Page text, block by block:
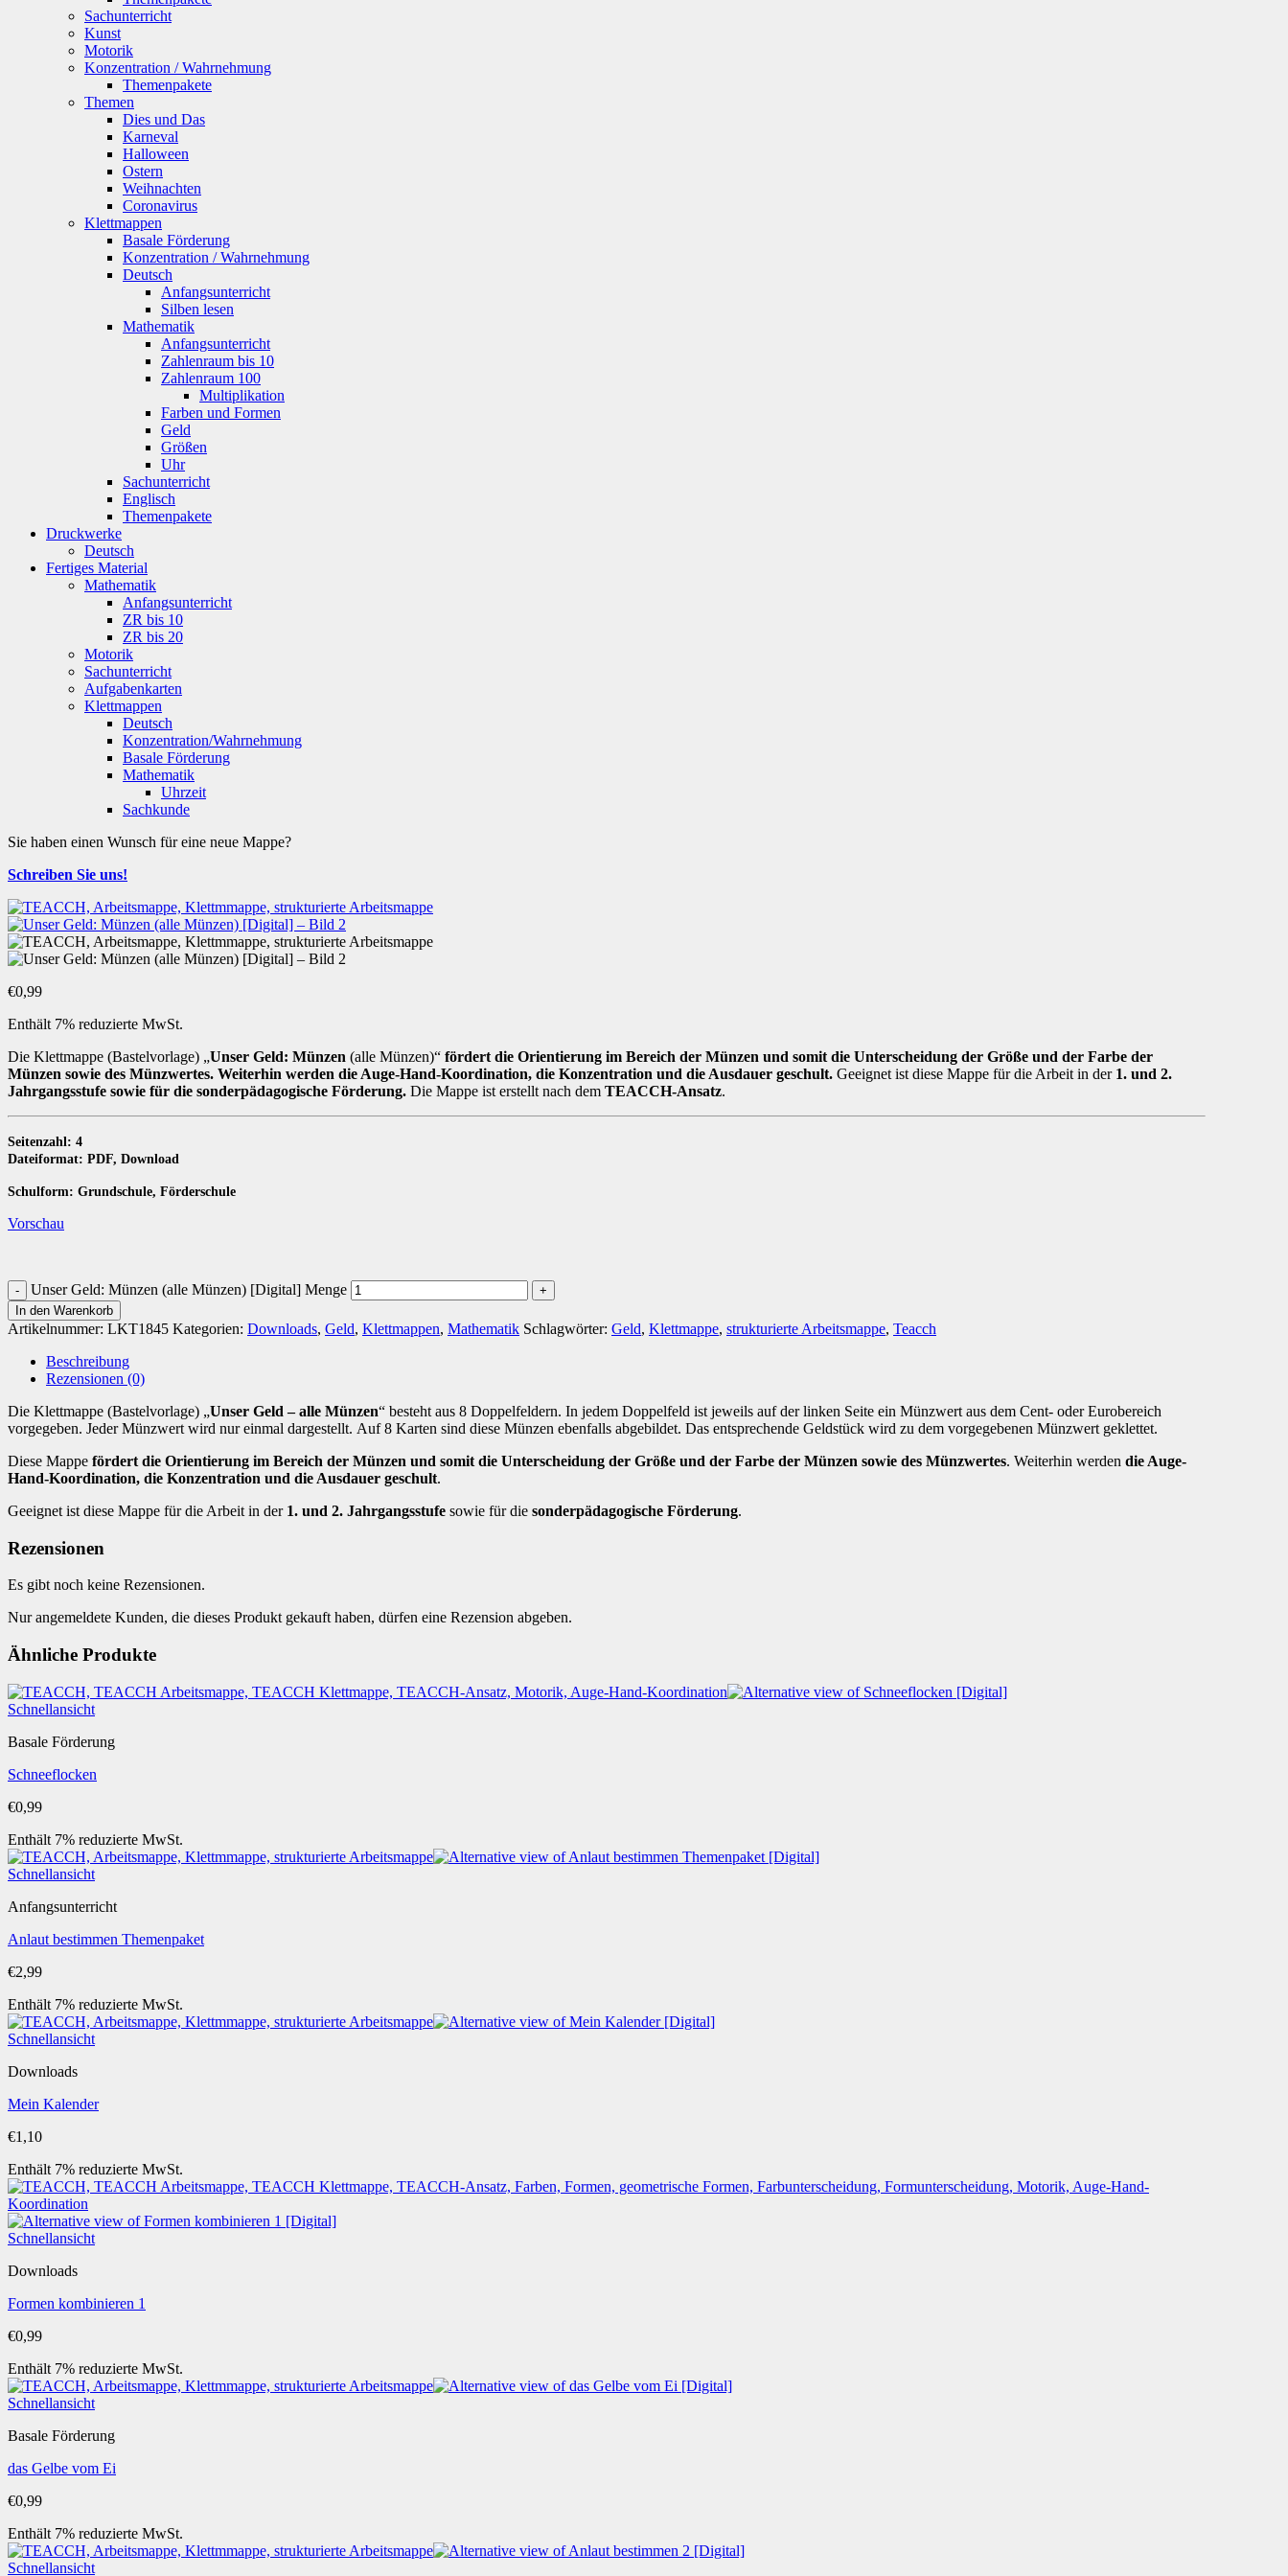
Sachunterricht
Kunst
Motorik
Konzentration / Wahrnehmung
Themenpakete
Themen
Dies und Das
Karneval
Halloween
Ostern
Weihnachten
Coronavirus
Klettmappen
Basale Förderung
Konzentration / Wahrnehmung
Deutsch
Anfangsunterricht
Silben lesen
Mathematik
Anfangsunterricht
Zahlenraum bis 10
Zahlenraum 100
Multiplikation
Farben und Formen
Geld
Größen
Uhr
Sachunterricht
Englisch
Themenpakete
Druckwerke
Deutsch
Fertiges Material
Mathematik
Anfangsunterricht
ZR bis 10
ZR bis 20
Motorik
Sachunterricht
Aufgabenkarten
Klettmappen
Deutsch
Konzentration/Wahrnehmung
Basale Förderung
Mathematik
Uhrzeit
Sachkunde
Sie haben einen Wunsch für eine neue Mappe?
Schreiben Sie uns!
€0,99
Enthält 7% reduzierte MwSt.
Die Klettmappe (Bastelvorlage) „Unser Geld: Münzen (alle Münzen)“ fördert die Orientierung im Bereich der Münzen und somit die Unterscheidung der Größe und der Farbe der
Münzen sowie des Münzwertes. Weiterhin werden die Auge-Hand-Koordination, die Konzentration und die Ausdauer geschult. Geeignet ist diese Mappe für die Arbeit in der 1. und 2.
Jahrgangsstufe sowie für die sonderpädagogische Förderung. Die Mappe ist erstellt nach dem TEACCH-Ansatz.
Seitenzahl: 4
Dateiformat: PDF, Download
Schulform: Grundschule, Förderschule
Vorschau
Unser Geld: Münzen (alle Münzen) [Digital] Menge
In den Warenkorb
Artikelnummer: LKT1845 Kategorien: Downloads, Geld, Klettmappen, Mathematik Schlagwörter: Geld, Klettmappe, strukturierte Arbeitsmappe, Teacch
Beschreibung
Rezensionen (0)
Die Klettmappe (Bastelvorlage) „Unser Geld – alle Münzen“ besteht aus 8 Doppelfeldern. In jedem Doppelfeld ist jeweils auf der linken Seite ein Münzwert aus dem Cent- oder Eurobereich
vorgegeben. Jeder Münzwert wird nur einmal dargestellt. Auf 8 Karten sind diese Münzen ebenfalls abgebildet. Das entsprechende Geldstück wird zu dem vorgegebenen Münzwert geklettet.
Diese Mappe fördert die Orientierung im Bereich der Münzen und somit die Unterscheidung der Größe und der Farbe der Münzen sowie des Münzwertes. Weiterhin werden die Auge-
Hand-Koordination, die Konzentration und die Ausdauer geschult.
Geeignet ist diese Mappe für die Arbeit in der1. und 2. Jahrgangsstufe sowie für die sonderpädagogische Förderung.
Rezensionen
Es gibt noch keine Rezensionen.
Nur angemeldete Kunden, die dieses Produkt gekauft haben, dürfen eine Rezension abgeben.
Ähnliche Produkte
Schnellansicht
Basale Förderung
Schneeflocken
€0,99
Enthält 7% reduzierte MwSt.
Schnellansicht
Anfangsunterricht
Anlaut bestimmen Themenpaket
€2,99
Enthält 7% reduzierte MwSt.
Schnellansicht
Downloads
Mein Kalender
€1,10
Enthält 7% reduzierte MwSt.
Schnellansicht
Downloads
Formen kombinieren 1
€0,99
Enthält 7% reduzierte MwSt.
Schnellansicht
Basale Förderung
das Gelbe vom Ei
€0,99
Enthält 7% reduzierte MwSt.
Schnellansicht